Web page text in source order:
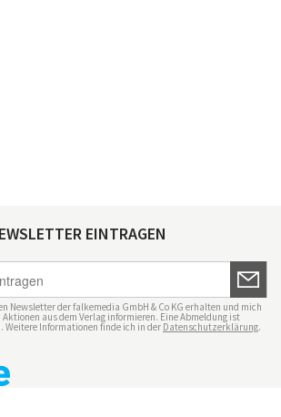
EINTRAGEN
Newsletter der falkemedia GmbH & Co KG erhalten und mich
aus dem Verlag informieren. Eine Abmeldung ist
Weitere Informationen finde ich in der Datenschutzerklärung.